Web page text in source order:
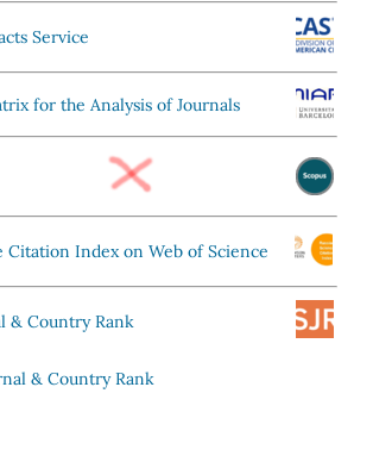
Service
for the Analysis of Journals
Citation Index on Web of Science
& Country Rank